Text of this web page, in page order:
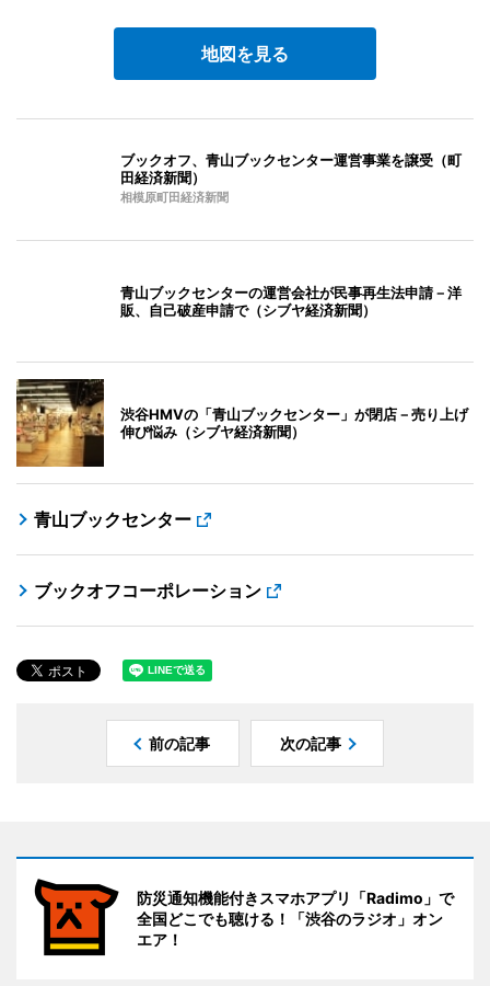
地図を見る
ブックオフ、青山ブックセンター運営事業を譲受（町
田経済新聞）
相模原町田経済新聞
青山ブックセンターの運営会社が民事再生法申請－洋
販、自己破産申請で（シブヤ経済新聞）
渋谷HMVの「青山ブックセンター」が閉店－売り上げ
伸び悩み（シブヤ経済新聞）
青山ブックセンター
ブックオフコーポレーション
前の記事 次の記事
防災通知機能付きスマホアプリ「Radimo」で
全国どこでも聴ける！「渋谷のラジオ」オン
エア！